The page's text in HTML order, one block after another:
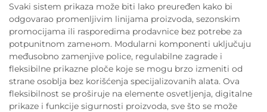
Svaki sistem prikaza može biti lako preuređen kako bi
odgovarao promenljivim linijama proizvoda, sezonskim
promocijama ili rasporedima prodavnice bez potrebe za
potpunitnom zamенom. Modularni komponenti uključuju
međusobno zamenjive police, regulabilne zagrade i
fleksibilne prikazne ploče koje se mogu brzo izmeniti od
strane osoblja bez korišćenja specijalizovanih alata. Ova
fleksibilnost se proširuje na elemente osvetljenja, digitalne
prikaze i funkcije sigurnosti proizvoda, sve što se može